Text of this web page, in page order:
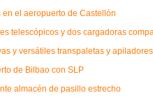
el aeropuerto de Castellón
telescópicos y dos cargadoras
y versátiles transpaletas y
de Bilbao con SLP
almacén de pasillo estrecho